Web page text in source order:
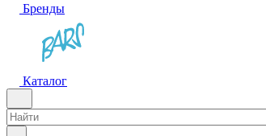
Бренды
Каталог